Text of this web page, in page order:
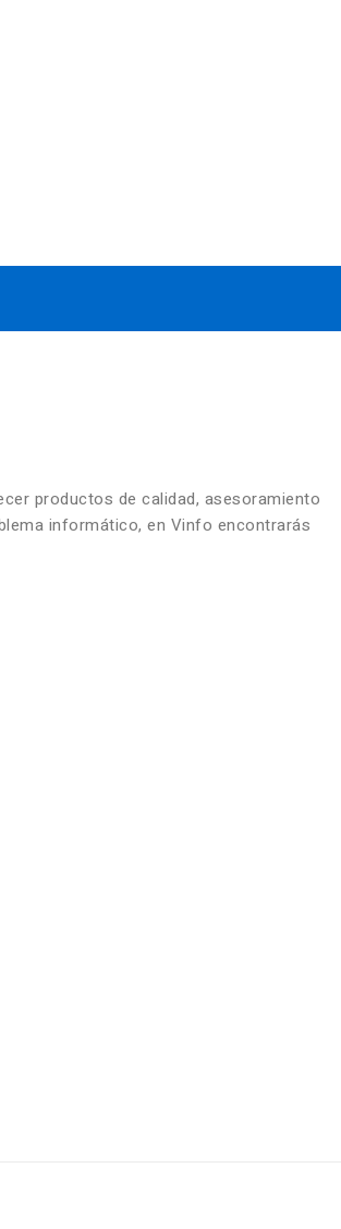
productos de calidad, asesoramiento
informático, en Vinfo encontrarás